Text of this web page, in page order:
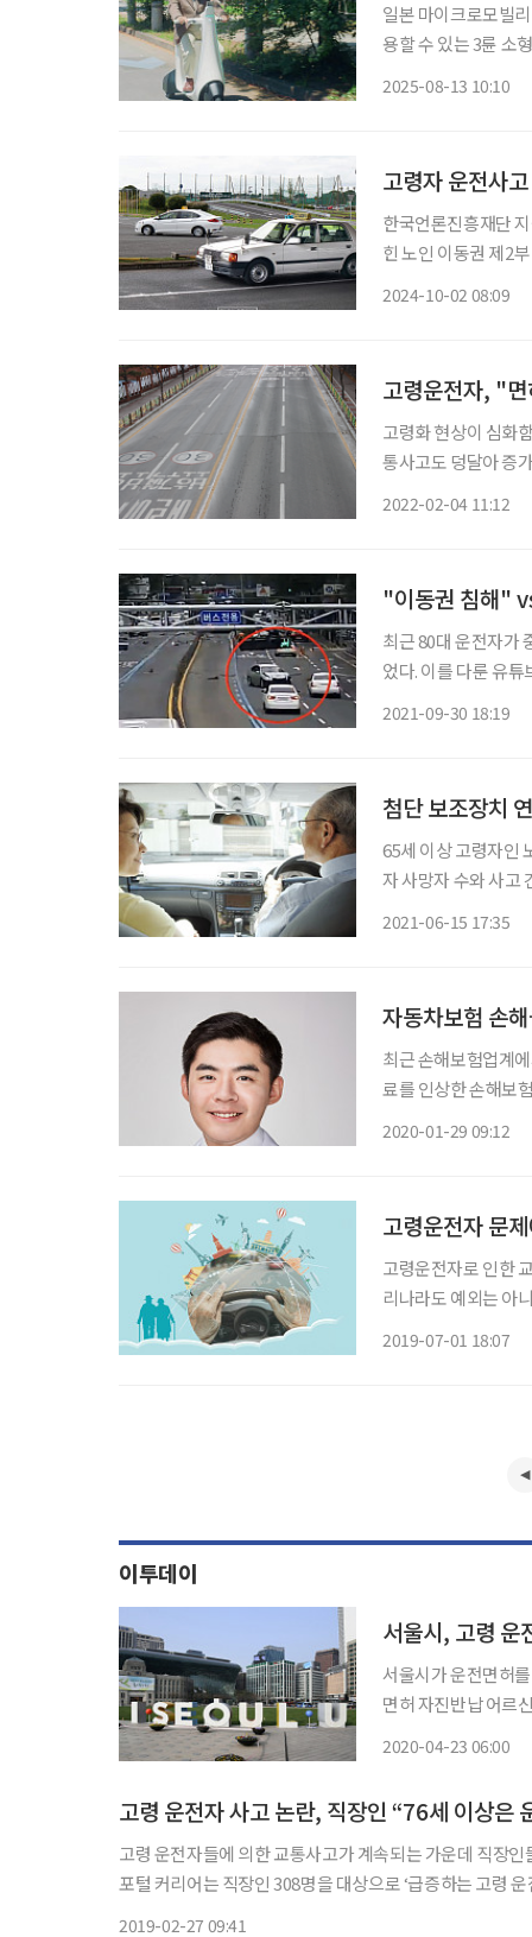
일본 마이크로모빌
용할 수 있는 3륜 소
2025-08-13 10:10
고령자 운전사
한국언론진흥재단
힌 노인 이동권 제2부 전용 교통수단으로 활로 찾은 일본 제3부 첨단 기술과 공유경제, 미래
2024-10-02 08:09
고령운전자, "
고령화 현상이 심화
통사고도 덩달아 증
2022-02-04 11:12
"이동권 침해"
최근 80대 운전자가
었다. 이를 다룬 유
2021-09-30 18:19
첨단 보조장치
65세 이상 고령자인
자 사망자 수와 사고
2021-06-15 17:35
자동차보험 손
최근 손해보험업계
료를 인상한 손해보
2020-01-29 09:12
고령운전자 문
고령운전자로 인한
리나라도 예외는 아
2019-07-01 18:07
이투데이
서울시, 고령
서울시가 운전면허
면허 자진반납 어르신 교통
2020-04-23 06:00
고령 운전자 사고 논란, 직장인 “76세 이상은
고령 운전자들에 의한 교통사고가 계속되는 가운데 직장
포털 커리어는 직장인 308명을 대상으로 ‘급증하는 고령
2019-02-27 09:41